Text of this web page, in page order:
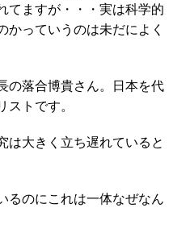
てますが・・・実は科学的
かっていうのは未だによく
の落合博貴さん。日本を代
ストです。
は大きく立ち遅れていると
るのにこれは一体なぜなん